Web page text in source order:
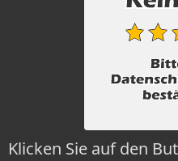
Klicken Sie auf den